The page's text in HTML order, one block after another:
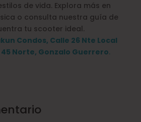
de vida. Explora más en
o consulta nuestra guía de
tu scooter ideal.
Condos, Calle 26 Nte Local
Norte, Gonzalo Guerrero.